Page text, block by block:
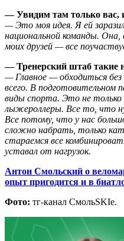
— Увидим там только вас,
— Это моя идея. Я ей
национальной команды.
моих друзей — все
— Тренерский штаб такие
— Главное — обходиться
всего. В подготовительном
виды спорта. Это не только
лыжероллеры. Все то, что
Все потому, что у нас
сложно набрать, только
стараемся все
уставал от нагрузок.
Антон Смольский о
опыт пригодится и в
Фото: тг-канал СмольSKIе.